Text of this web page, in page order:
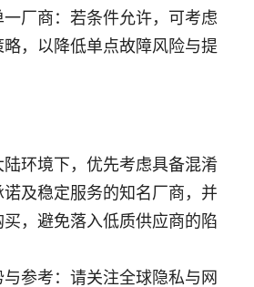
厂商：若条件允许，可考虑
，以降低单点故障风险与提
环境下，优先考虑具备混淆
及稳定服务的知名厂商，并
，避免落入低质供应商的陷
参考：请关注全球隐私与网